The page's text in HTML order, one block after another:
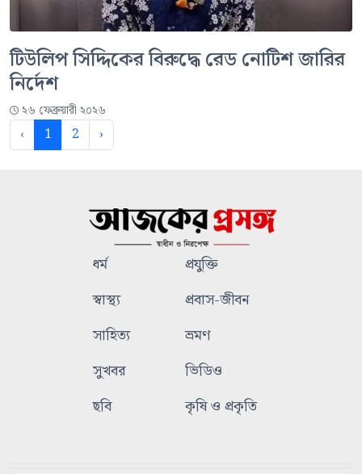
টিউলিপ সিদ্দিকের বিরুদ্ধে রেড নোটিশ জারির
নির্দেশ
২৬ ফেব্রুয়ারী ২০২৬
‹ 1 2 ›
ধর্ম
প্রযুক্তি
স্বাস্থ্য
প্রবাস-জীবন
সাহিত্য
ভ্রমণ
সুখবর
ভিডিও
ছবি
কৃষি ও প্রকৃতি